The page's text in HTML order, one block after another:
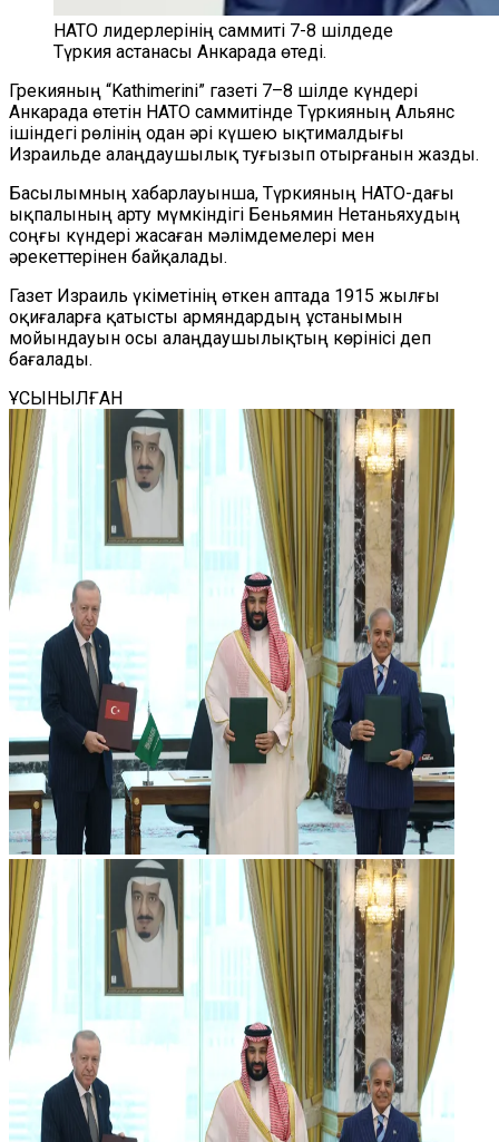
НАТО лидерлерінің саммиті 7-8 шілдеде
Түркия астанасы Анкарада өтеді.
Грекияның “Kathimerini” газеті 7–8 шілде күндері
Анкарада өтетін НАТО саммитінде Түркияның Альянс
ішіндегі рөлінің одан әрі күшею ықтималдығы
Израильде алаңдаушылық туғызып отырғанын жазды.
Басылымның хабарлауынша, Түркияның НАТО-дағы
ықпалының арту мүмкіндігі Беньямин Нетаньяхудың
соңғы күндері жасаған мәлімдемелері мен
әрекеттерінен байқалады.
Газет Израиль үкіметінің өткен аптада 1915 жылғы
оқиғаларға қатысты армяндардың ұстанымын
мойындауын осы алаңдаушылықтың көрінісі деп
бағалады.
ҰСЫНЫЛҒАН